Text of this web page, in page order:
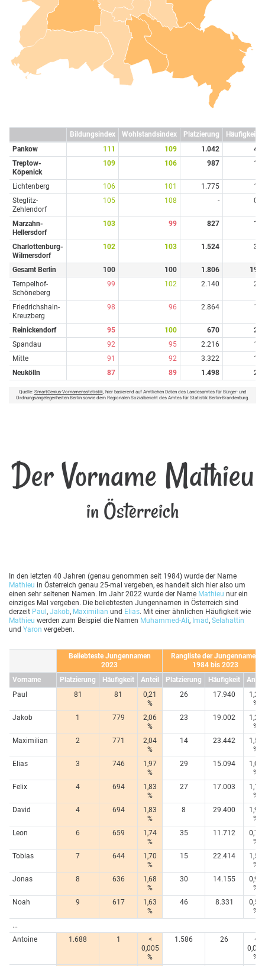
Bildungsindex Wohlstandsindex Platzierung Häufigkeit
Pankow
111 109 1.042
4
Treptow-
Köpenick
109 106 987 1
Lichtenberg 106 101 1.775
1
Steglitz-
Zehlendorf
105 108 - 0
Marzahn-
Hellersdorf
103 99 827 1
Charlottenburg-
Wilmersdorf
102 103 1.524 3
Gesamt Berlin 100 100 1.806
19
Tempelhof-
Schöneberg
99 102 2.140 2
Friedrichshain-
Kreuzberg
98 96 2.864 1
Reinickendorf 95 100 670
2
Spandau
92 95 2.216
1
Mitte
91 92 3.322
1
Neukölln
87 89 1.498 2
Quelle: SmartGenius-Vornamensstatistik, hier basierend auf Amtlichen Daten des Landesamtes für Bürger- und
Ordnungsangelegenheiten Berlin sowie dem Regionalen Sozialbericht des Amtes für Statistik Berlin-Brandenburg.
Der Vorname Mathieu
in Österreich
In den letzten 40 Jahren (genau genommen seit 1984) wurde der Name
Mathieu in Österreich genau 25-mal vergeben, es handelt sich hier also um
einen sehr seltenen Namen. Im Jahr 2022 wurde der Name Mathieu nur ein
einziges Mal vergeben. Die beliebtesten Jungennamen in Österreich sind
derzeit Paul, Jakob, Maximilian und Elias. Mit einer ähnlichen Häufigkeit wie
Mathieu werden zum Beispiel die Namen Muhammed-Ali, Imad, Selahattin
und Yaron vergeben.
Beliebteste Jungennamen
2023
Rangliste der Jungennamen
1984 bis 2023
Vorname
Platzierung Häufigkeit Anteil Platzierung Häufigkeit
Anteil
Paul
81 81
0,21
%
26 17.940
1,20
%
Jakob
1 779
2,06
%
23 19.002
1,27
%
Maximilian
2 771
2,04
%
14 23.442
1,57
%
Elias
3 746
1,97
%
29 15.094
1,01
%
Felix
4 694
1,83
%
27 17.003
1,14
%
David
4 694
1,83
%
8 29.400
1,96
%
Leon
6 659
1,74
%
35 11.712
0,78
%
Tobias
7 644
1,70
%
15 22.414
1,50
%
Jonas
8 636
1,68
%
30 14.155
0,95
%
Noah
9 617
1,63
%
46 8.331
0,56
%
...
Antoine
1.688 1
<
0,005
%
1.586 26
<
0,005
%